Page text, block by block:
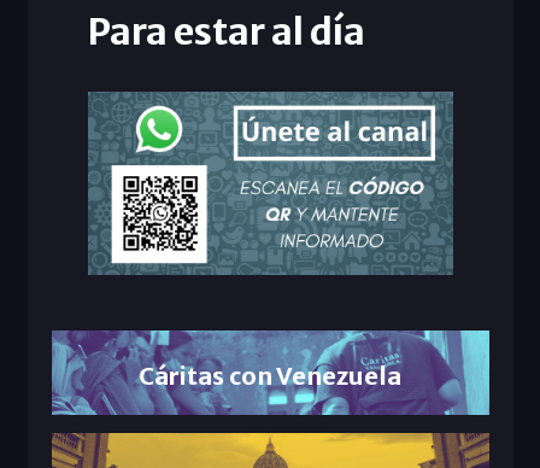
Para estar al día
Cáritas con Venezuela